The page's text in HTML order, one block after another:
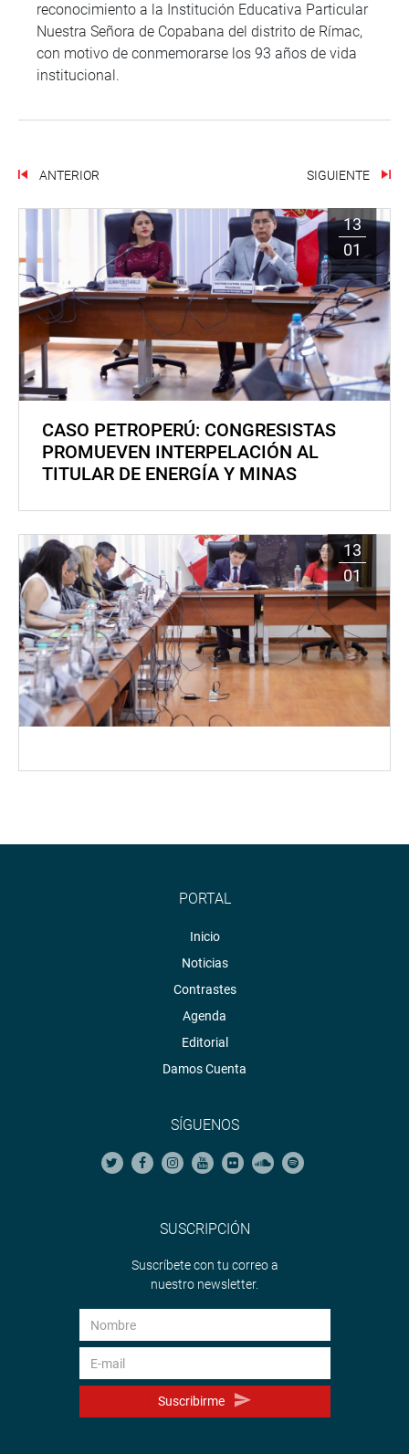
reconocimiento a la Institución Educativa Particular
Nuestra Señora de Copabana del distrito de Rímac,
con motivo de conmemorarse los 93 años de vida
institucional.
ANTERIOR SIGUIENTE
13
01
CASO PETROPERÚ: CONGRESISTAS
PROMUEVEN INTERPELACIÓN AL
TITULAR DE ENERGÍA Y MINAS
13
01
PORTAL
Inicio
Noticias
Contrastes
Agenda
Editorial
Damos Cuenta
SÍGUENOS
SUSCRIPCIÓN
Suscríbete con tu correo a
nuestro newsletter.
Suscribirme